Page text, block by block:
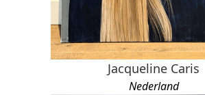
Jacqueline Caris
Nederland